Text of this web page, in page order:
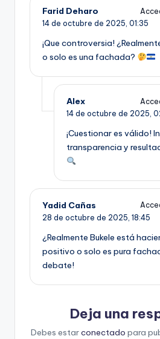
Farid Deharo
14 de octubre de 2025, 01:35
¡Que controversia!
o solo es una fachada?
Alex
14 de octubre de 2025,
¡Cuestionar es válido!
transparencia y
Yadid Cañas
28 de octubre de 2025, 18:45
¿Realmente Bukele está
positivo o solo es pura
debate!
Deja una
Debes estarconectado para